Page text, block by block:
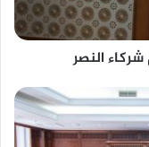
النصر